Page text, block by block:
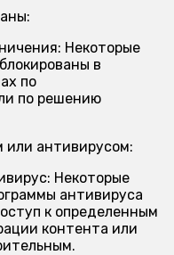
Некоторые
в
по
по решению
или антивирусом:
Некоторые
антивируса
к определенным
контента или